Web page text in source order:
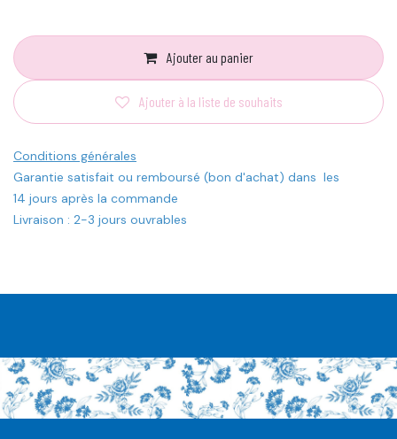
Ajouter au panier
Ajouter à la liste de souhaits
Conditions générales
Garantie satisfait ou remboursé (bon d'achat) dans les
14 jours après la commande
Livraison : 2-3 jours ouvrables